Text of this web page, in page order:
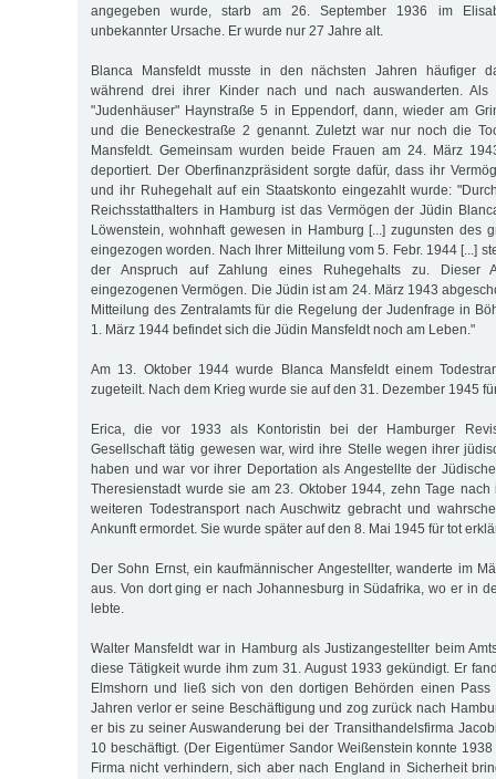
angegeben wurde, starb am 26. September 1936 im
unbekannter Ursache. Er wurde nur 27 Jahre alt.
Blanca Mansfeldt musste in den nächsten Jahren häufiger
während drei ihrer Kinder nach und nach auswanderten. Als
"Judenhäuser" Haynstraße 5 in Eppendorf, dann, wieder am
und die Beneckestraße 2 genannt. Zuletzt war nur noch die
Mansfeldt. Gemeinsam wurden beide Frau­en am 24. März
deportiert. Der Oberfinanzpräsident sorgte dafür, dass ihr
und ihr Ruhegehalt auf ein Staatskonto eingezahlt wurde:
Reichsstatthalters in Hamburg ist das Vermögen der Jüdin
Löwenstein, wohnhaft gewesen in Hamburg [...] zuguns­ten des
eingezogen worden. Nach Ihrer Mitteilung vom 5. Febr. 1944 [...]
der Anspruch auf Zahlung eines Ruhegehalts zu. Dieser
eingezogenen Vermögen. Die Jüdin ist am 24. März 1943
Mitteilung des Zentralamts für die Regelung der Judenfrage in
1. März 1944 befindet sich die Jüdin Mansfeldt noch am Leben."
Am 13. Oktober 1944 wurde Blanca Mansfeldt einem
zugeteilt. Nach dem Krieg wurde sie auf den 31. Dezember 1945
Erica, die vor 1933 als Kontoristin bei der Hamburger
Gesellschaft tätig gewesen war, wird ihre Stelle wegen ihrer
haben und war vor ihrer Deportation als Angestellte der
Theresienstadt wurde sie am 23. Oktober 1944, zehn Tage nach
weiteren Todestransport nach Auschwitz gebracht und
Ankunft ermordet. Sie wurde später auf den 8. Mai 1945 für tot
Der Sohn Ernst, ein kaufmännischer Angestellter, wanderte im
aus. Von dort ging er nach Johannesburg in Südafrika, wo er in
lebte.
Walter Mansfeldt war in Hamburg als Justizangestellter beim
diese Tätigkeit wurde ihm zum 31. August 1933 gekündigt. Er
Elmshorn und ließ sich von den dortigen Behörden einen Pass
Jahren verlor er seine Beschäftigung und zog zurück nach
er bis zu seiner Auswanderung bei der Transithandelsfirma
10 beschäftigt. (Der Eigentümer Sandor Weißenstein konnte
Firma nicht verhindern, sich aber nach England in Sicherheit